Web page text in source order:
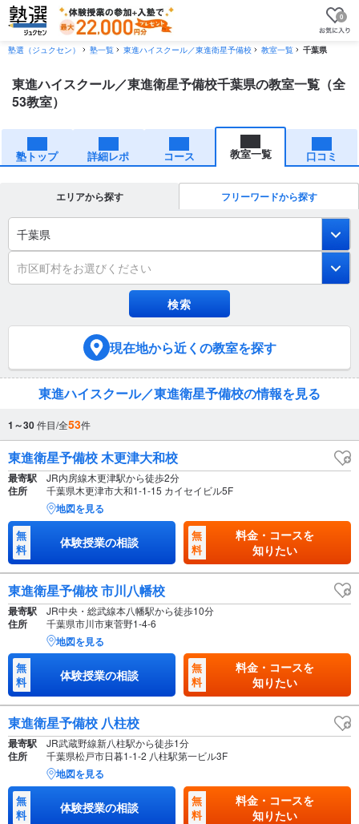
0
塾選（ジュクセン） 塾一覧 東進ハイスクール／東進衛星予備校 教室一覧 千葉県
東進ハイスクール／東進衛星予備校千葉県の教室一覧（全
53教室）
塾トップ 詳細レポ コース 教室一覧 口コミ
エリアから探す フリーワードから探す
千葉県
市区町村をお選びください
現在地から近くの教室を探す
東進ハイスクール／東進衛星予備校の情報を見る
1～30件目/全53件
東進衛星予備校 木更津大和校
最寄駅 JR内房線木更津駅から徒歩2分
住所 千葉県木更津市大和1-1-15 カイセイビル5F
地図を見る
無
料
体験授業の相談
無
料
料金・コースを
知りたい
東進衛星予備校 市川八幡校
最寄駅 JR中央・総武線本八幡駅から徒歩10分
住所 千葉県市川市東菅野1-4-6
地図を見る
無
料
体験授業の相談
無
料
料金・コースを
知りたい
東進衛星予備校 八柱校
最寄駅 JR武蔵野線新八柱駅から徒歩1分
住所 千葉県松戸市日暮1-1-2 八柱駅第一ビル3F
地図を見る
無
料
体験授業の相談
無
料
料金・コースを
知りたい